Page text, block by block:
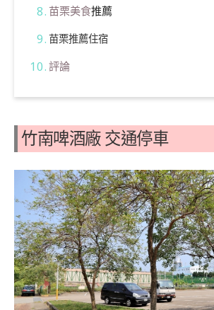
苗栗美食推薦
苗栗推薦住宿
評論
竹南啤酒廠 交通停車